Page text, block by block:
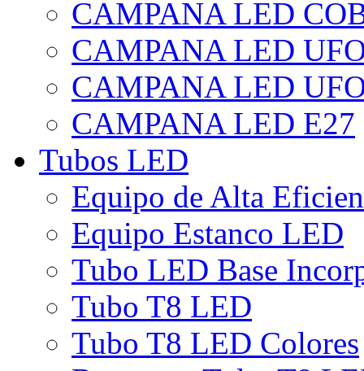
CAMPANA LED
CAMPANA LED
CAMPANA LED
CAMPANA LED E27
Tubos LED
Equipo de Alta
Equipo Estanco LED
Tubo LED Base
Tubo T8 LED
Tubo T8 LED Colores